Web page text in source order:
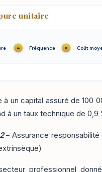
unitaire
= Fréquence × Coût
à un capital assuré de 100
à un taux technique de
– Assurance responsabilité
professionnel